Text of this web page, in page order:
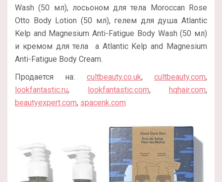
Wash (50 мл), лосьоном для тела Moroccan Rose
Otto Body Lotion (50 мл), гелем для душа Atlantic
Kelp and Magnesium Anti-Fatigue Body Wash (50 мл)
и кремом для тела а Atlantic Kelp and Magnesium
Anti-Fatigue Body Cream.
Продается на: cultbeauty.co.uk,cultbeauty.com,
lookfantastic.ru, lookfantastic.com, hqhair.com,
beautyexpert.com, spacenk.com